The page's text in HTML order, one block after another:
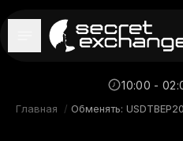
----
Новости
10:00 -
Главная / Обменять: